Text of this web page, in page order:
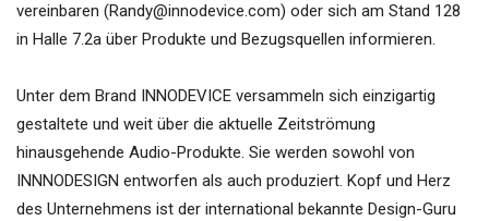
vereinbaren (Randy@innodevice.com) oder sich am Stand 128
in Halle 7.2a über Produkte und Bezugsquellen informieren.
Unter dem Brand INNODEVICE versammeln sich einzigartig
gestaltete und weit über die aktuelle Zeitströmung
hinausgehende Audio-Produkte. Sie werden sowohl von
INNNODESIGN entworfen als auch produziert. Kopf und Herz
des Unternehmens ist der international bekannte Design-Guru